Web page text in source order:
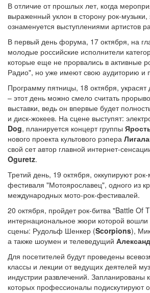
В отличие от прошлых лет, когда
выраженный уклон в сторону рок-музыки,
ознаменуется выступлениями артистов
В первый день форума, 17 октября, на
молодые российские исполнители
которые еще не прорвались в активные
Радио", но уже имеют свою аудиторию и
Программу пятницы, 18 октября,
– этот день можно смело считать
выставки, ведь он впервые будет
и диск-жокеев. На сцене выступят:
Dog, планируется концерт группы
нового проекта культового рэпера
свой сет автор главной интернет-
Oguretz.
Третий день, 19 октября, оккупируют
фестиваля "Мотоярославец", одного из
международных мото-рок-фестивалей.
20 октября, пройдет рок-битва "Battle Of
интернациональное жюри которой
сцены: Рудольф Шенкер (Scorpions),
а также шоумен и телеведущий
Для посетителей будут проведены
классы и лекции от ведущих деятелей
индустрии развлечений. Запланированы
которых профессионалы подискутируют